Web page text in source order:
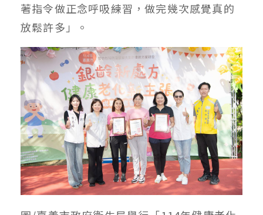
著指令做正念呼吸練習，做完幾次感覺真的
放鬆許多」。